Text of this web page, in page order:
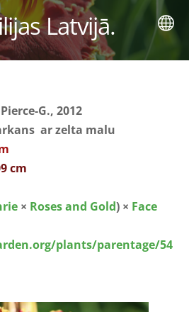
Latvijā.
G., 2012
ar zelta malu
cm
× Roses and Gold) × Face
plants/parentage/54